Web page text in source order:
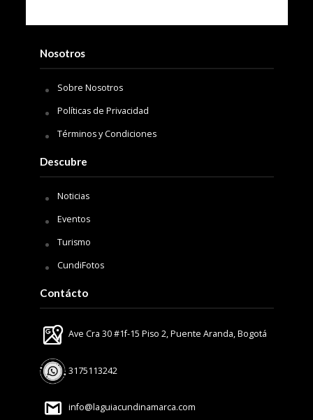
Nosotros
Sobre Nosotros
Políticas de Privacidad
Términos y Condiciones
Descubre
Noticias
Eventos
Turismo
CundiFotos
Contácto
Ave Cra 30 #1f-15 Piso 2, Puente Aranda, Bogotá
3175113242
info@laguiacundinamarca.com